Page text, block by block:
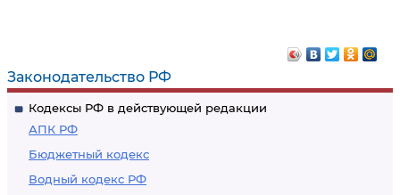
Законодательство РФ
Кодексы РФ в действующей редакции
АПК РФ
Бюджетный кодекс
Водный кодекс РФ